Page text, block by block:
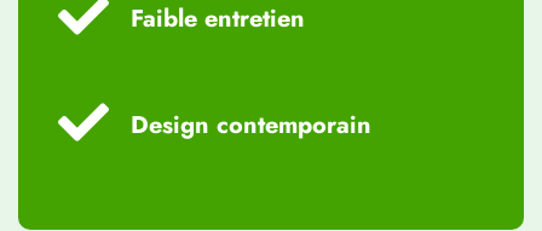
Faible entretien
Design contemporain